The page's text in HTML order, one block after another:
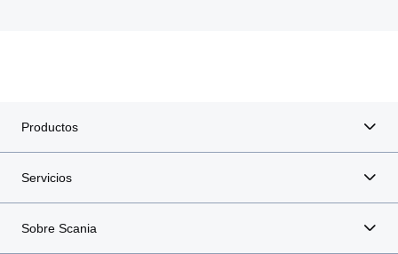
Productos
Servicios
Sobre Scania